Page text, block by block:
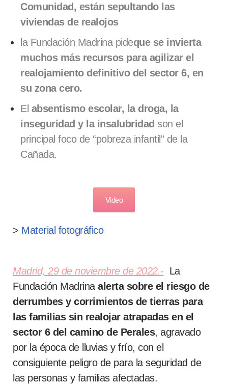
Comunidad, están sepultando las
viviendas de realojos
la Fundación Madrina pideque se invierta
muchos más recursos para agilizar el
realojamiento definitivo del sector 6, en
su zona cero.
El absentismo escolar, la droga, la
inseguridad y la insalubridad son el
principal foco de “pobreza infantil” de la
Cañada.
Video
> Material fotográfico
Madrid, 29 de noviembre de 2022.- La
Fundación Madrina alerta sobre el riesgo de
derrumbes y corrimientos de tierras para
las familias sin realojar atrapadas en el
sector 6 del camino de Perales, agravado
por la época de lluvias y frío, con el
consiguiente peligro de para la seguridad de
las personas y familias afectadas.